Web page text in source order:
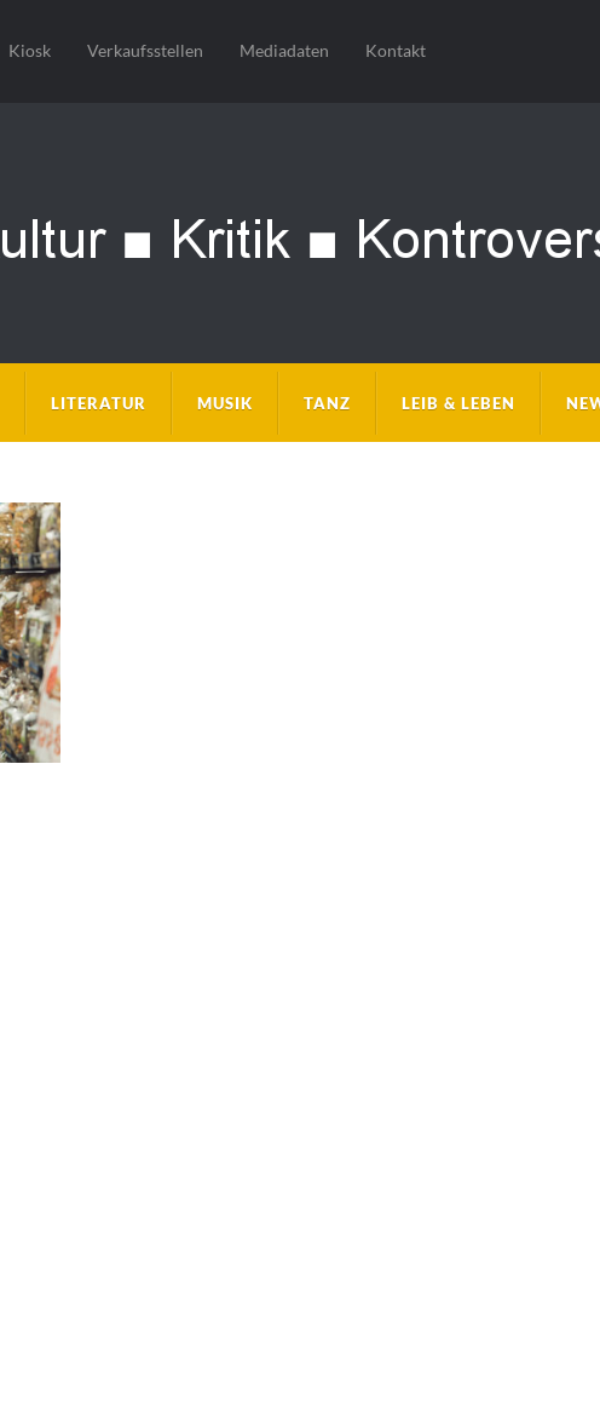
Kiosk Verkaufsstellen Mediadaten Kontakt
LITERATUR MUSIK TANZ LEIB & LEBEN